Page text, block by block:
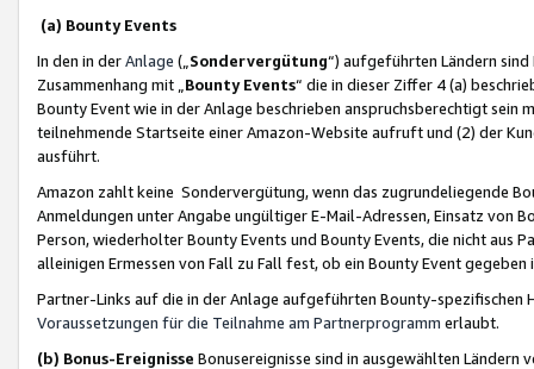
(a) Bounty Events
In den in derAnlage („ Sondervergütung“) aufgeführten Ländern
Zusammenhang mit „ Bounty Events“ die in dieser Ziffer 4 (a)
Bounty Event wie in der Anlage beschrieben anspruchsberechtigt sein
teilnehmende Startseite einer Amazon-Website aufruft und (2) der
ausführt.
Amazon zahlt keine Sondervergütung, wenn das zugrundeliegende
Anmeldungen unter Angabe ungültiger E-Mail-Adressen, Einsatz von
Person, wiederholter Bounty Events und Bounty Events, die nicht
alleinigen Ermessen von Fall zu Fall fest, ob ein Bounty Event
Partner-Links auf die in der Anlage aufgeführten Bounty-spezifischen
Voraussetzungen für die Teilnahme am Partnerprogramm erlaubt.
(b) Bonus-Ereignisse Bonusereignisse sind in ausgewählten Ländern